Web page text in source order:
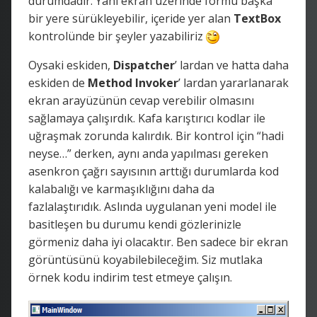
bir yere sürükleyebilir, içeride yer alan TextBox
kontrolünde bir şeyler yazabiliriz
Oysaki eskiden, Dispatcher’ lardan ve hatta daha
eskiden de Method Invoker’ lardan yararlanarak
ekran arayüzünün cevap verebilir olmasını
sağlamaya çalışırdık. Kafa karıştırıcı kodlar ile
uğraşmak zorunda kalırdık. Bir kontrol için “hadi
neyse…” derken, aynı anda yapılması gereken
asenkron çağrı sayısının arttığı durumlarda kod
kalabalığı ve karmaşıklığını daha da
fazlalaştırıdık. Aslında uygulanan yeni model ile
basitleşen bu durumu kendi gözlerinizle
görmeniz daha iyi olacaktır. Ben sadece bir ekran
görüntüsünü koyabilebileceğim. Siz mutlaka
örnek kodu indirim test etmeye çalışın.